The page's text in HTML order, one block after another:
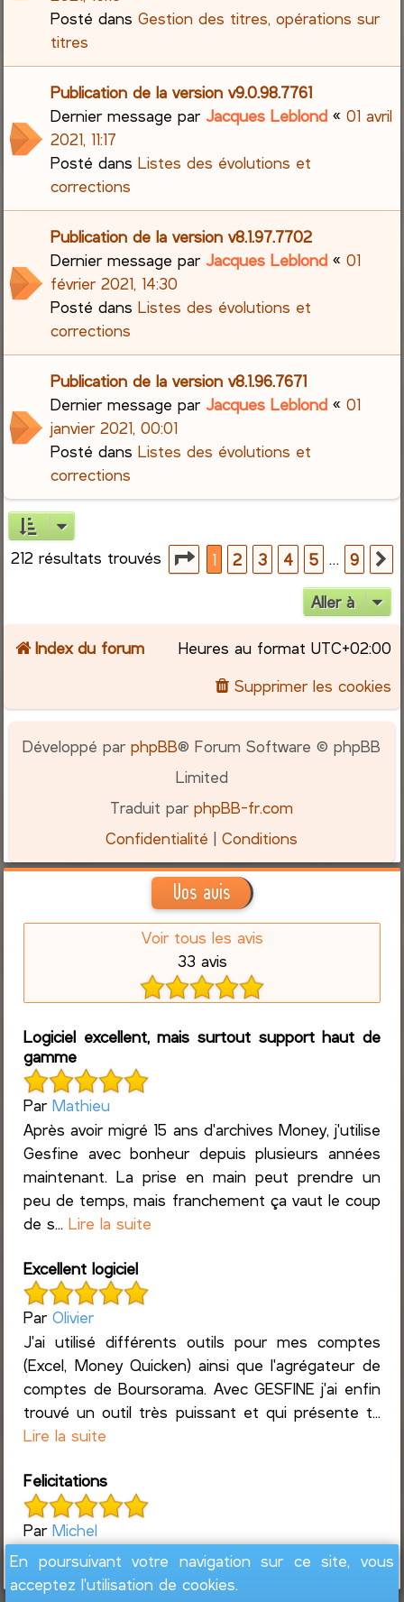
Posté dansGestion des titres, opérations sur
titres
Publication de la version v9.0.98.7761
Dernier message parJacques Leblond «01 avril
2021, 11:17
Posté dansListes des évolutions et
corrections
Publication de la version v8.1.97.7702
Dernier message parJacques Leblond «01
février 2021, 14:30
Posté dansListes des évolutions et
corrections
Publication de la version v8.1.96.7671
Dernier message parJacques Leblond «01
janvier 2021, 00:01
Posté dansListes des évolutions et
corrections
212 résultats trouvés Page1sur
1 2 3 4 5 … 9
Aller à
Index du forum Heures au format UTC+02:00
Supprimer les cookies
Développé parphpBB® Forum Software © phpBB
Limited
Traduit parphpBB-fr.com
Confidentialité |Conditions
Vos avis
Voir tous les avis
33 avis
Logiciel excellent, mais surtout support haut de
gamme
ParMathieu
Après avoir migré 15 ans d'archives Money, j'utilise
Gesfine avec bonheur depuis plusieurs années
maintenant. La prise en main peut prendre un
peu de temps, mais franchement ça vaut le coup
de s...Lire la suite
Excellent logiciel
ParOlivier
J'ai utilisé différents outils pour mes comptes
(Excel, Money Quicken) ainsi que l'agrégateur de
comptes de Boursorama. Avec GESFINE j'ai enfin
trouvé un outil très puissant et qui présente t...
Lire la suite
Felicitations
ParMichel
Super logiciel pour suivre ces finances
En poursuivant votre navigation sur ce site, vous
acceptez l'utilisation de cookies.